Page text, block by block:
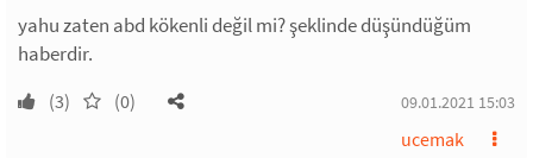
yahu zaten abd kökenli değil mi? şeklinde düşündüğüm
haberdir.
(3) (0) 09.01.2021 15:03
ucemak